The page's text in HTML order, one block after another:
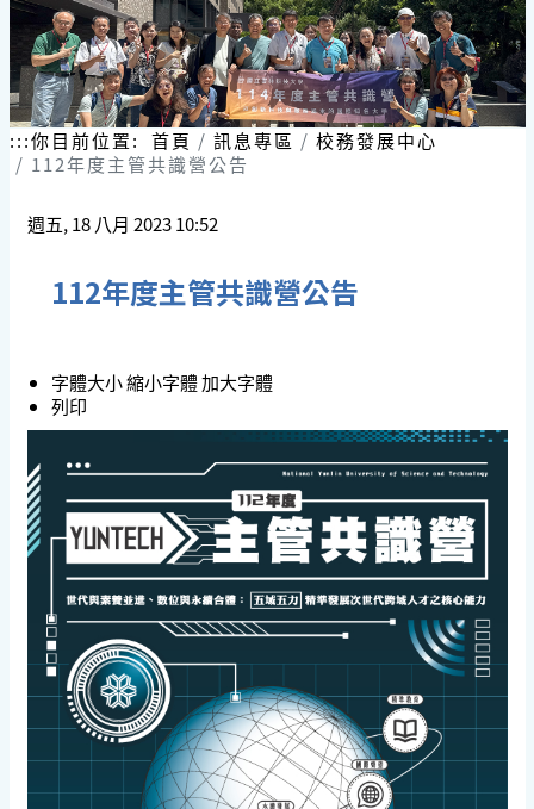
:::你目前位置: 首頁 訊息專區
校務發展中心
112年度主管共識營公告
週五, 18 八月 2023 10:52
112年度主管共識營公告
字體大小縮小字體加大字體
列印